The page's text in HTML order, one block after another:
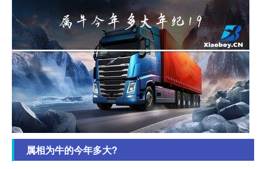
属相为牛的今年多大?